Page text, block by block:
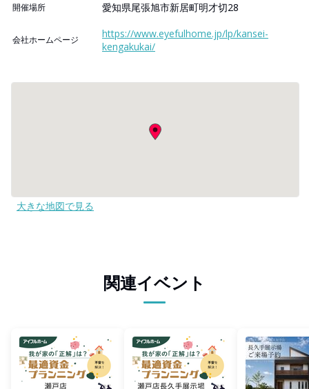
開催場所 愛知県尾張旭市新居町明才切28
会社ホームページ
https://www.eyefulhome.jp/lp/kansei-
kengakukai/
大きな地図で見る
関連イベント